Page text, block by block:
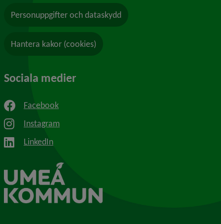
Personuppgifter och dataskydd
Hantera kakor (cookies)
Sociala medier
Facebook
Instagram
LinkedIn